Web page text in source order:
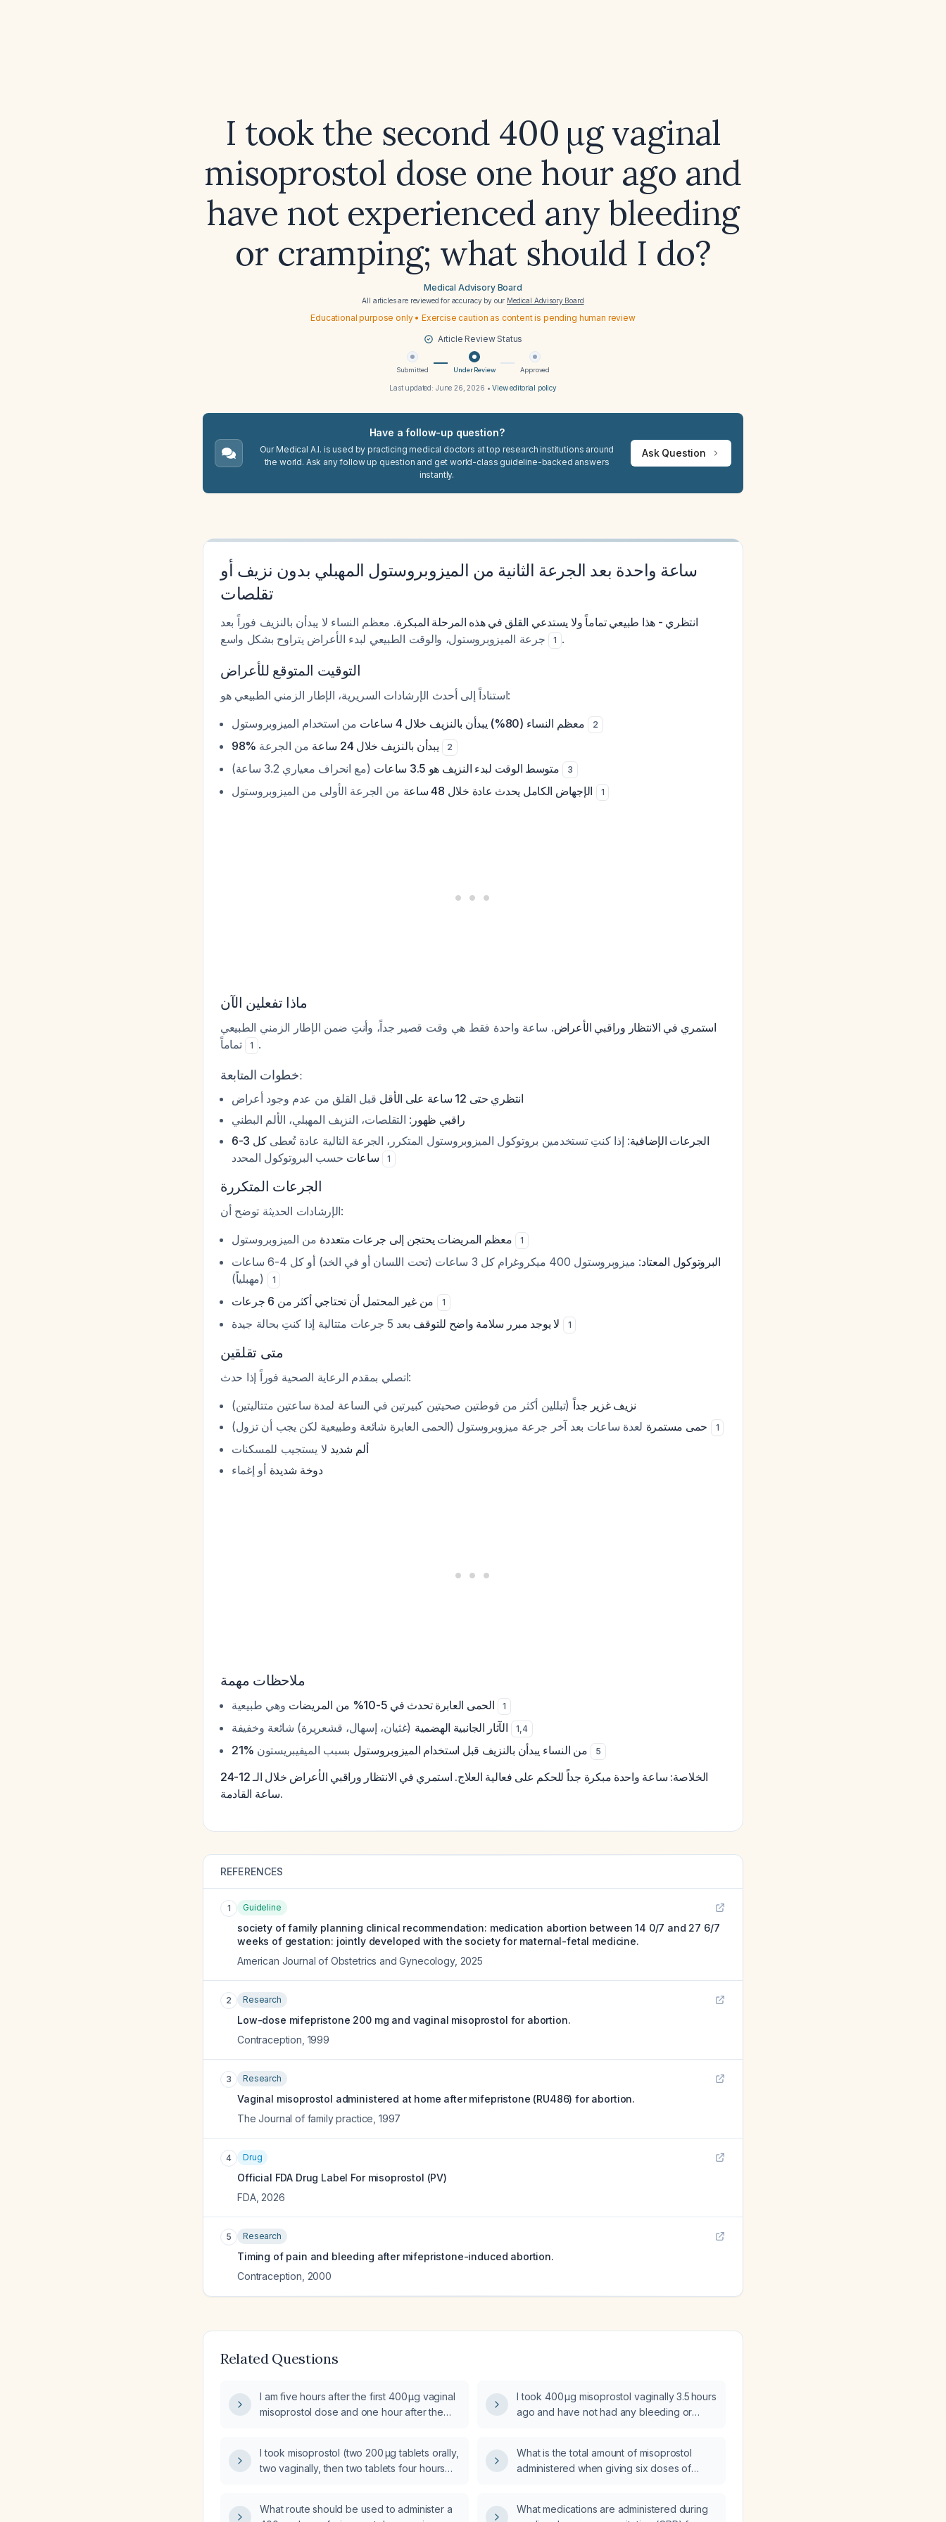
I took the second 400 µg vaginal
misoprostol dose one hour ago and
have not experienced any bleeding
or cramping; what should I do?
Medical Advisory Board
All articles are reviewed for accuracy by our Medical Advisory Board
Educational purpose only • Exercise caution as content is pending human review
Article Review Status
Submitted Under Review Approved
Last updated: June 26, 2026 •View editorial policy
Have a follow-up question?
Our Medical A.I. is used by practicing medical doctors at top research institutions around
the world. Ask any follow up question and get world-class guideline-backed answers
instantly.
Ask Question
ساعة واحدة بعد الجرعة الثانية من الميزوبروستول المهبلي بدون نزيف أو
تقلصات
انتظري - هذا طبيعي تماماً ولا يستدعي القلق في هذه المرحلة المبكرة. معظم النساء لا يبدأن بالنزيف فوراً بعد
1 .
التوقيت المتوقع للأعراض
استناداً إلى أحدث الإرشادات السريرية، الإطار الزمني الطبيعي هو:
معظم النساء (80%) يبدأن بالنزيف خلال 4 ساعات
2
98% يبدأن بالنزيف خلال 24 ساعة 2
متوسط الوقت لبدء النزيف هو 3.5 ساعات 3
الإجهاض الكامل يحدث عادة خلال 48 ساعة 1
ماذا تفعلين الآن
استمري في الانتظار وراقبي الأعراض. ساعة واحدة فقط هي وقت قصير جداً، وأنتِ ضمن الإطار الزمني الطبيعي
تماماً
1 .
خطوات المتابعة:
انتظري حتى 12 ساعة على الأقل
قبل القلق من عدم وجود أعراض
راقبي ظهور : التقلصات، النزيف المهبلي، الألم البطني
الجرعات الإضافية: إذا كنتِ تستخدمين بروتوكول الميزوبروستول المتكرر، الجرعة التالية عادة تُعطى
كل 3-6
ساعات
1
الجرعات المتكررة
الإرشادات الحديثة توضح أن:
معظم المريضات يحتجن إلى جرعات متعددة
1
البروتوكول المعتاد
: ميزوبروستول 400 ميكروغرام كل 3 ساعات (تحت اللسان أو في الخد) أو كل 4-6 ساعات
1
من غير المحتمل أن تحتاجي أكثر من 6 جرعات 1
لا يوجد مبرر سلامة واضح للتوقف 1
متى تقلقين
اتصلي بمقدم الرعاية الصحية فوراً إذا حدث:
نزيف غزير جداً (تبللين أكثر من فوطتين صحيتين كبيرتين في الساعة لمدة ساعتين متتاليتين)
حمى مستمرة
1
ألم شديد لا يستجيب للمسكنات
دوخة شديدة أو إغماء
ملاحظات مهمة
الحمى العابرة تحدث في 5-10% من المريضات 1
الآثار الجانبية الهضمية 1,4
21% من النساء يبدأن بالنزيف قبل استخدام الميزوبروستول 5
الخلاصة: ساعة واحدة مبكرة جداً للحكم على فعالية العلاج. استمري في الانتظار وراقبي الأعراض خلال الـ 12-24
ساعة القادمة.
REFERENCES
1 Guideline
society of family planning clinical recommendation: medication abortion between 14 0/7 and 27 6/7
weeks of gestation: jointly developed with the society for maternal-fetal medicine.
American Journal of Obstetrics and Gynecology, 2025
2 Research
Low-dose mifepristone 200 mg and vaginal misoprostol for abortion.
Contraception 1999
3 Research
Vaginal misoprostol administered at home after mifepristone (RU486) for abortion.
The Journal of family practice 1997
4 Drug
Official FDA Drug Label For misoprostol (PV)
FDA, 2026
5 Research
Timing of pain and bleeding after mifepristone-induced abortion.
Contraception 2000
Related Questions
I am five hours after the first 400 µg vaginal
misoprostol dose and one hour after the
seek medical attention?
I took 400 µg misoprostol vaginally 3.5 hours
ago and have not had any bleeding or
I took misoprostol (two 200 µg tablets orally,
two vaginally, then two tablets four hours
do next?
What is the total amount of misoprostol
administered when giving six doses of
What route should be used to administer a
What medications are administered during